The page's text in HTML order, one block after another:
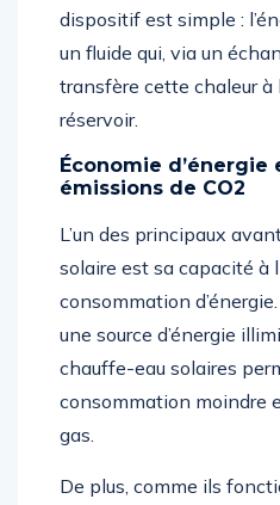
dispositif est simple :
un fluide qui, via un
transfère cette chaleur à
réservoir.
Économie
émissions de CO2
L’un des principaux
solaire est sa capacité à
consommation
une source d’énergie
chauffe-eau solaires
consommation moindre
gas.
De plus, comme ils